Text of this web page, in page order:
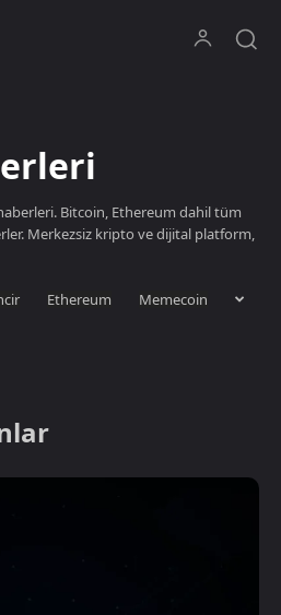
Bitcoin, Ethereum dahil tüm
Merkezsiz kripto ve dijital platform,
Ethereum Memecoin